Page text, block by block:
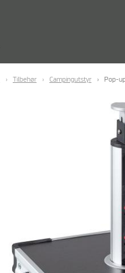
Tilbehør Campingutstyr Pop-